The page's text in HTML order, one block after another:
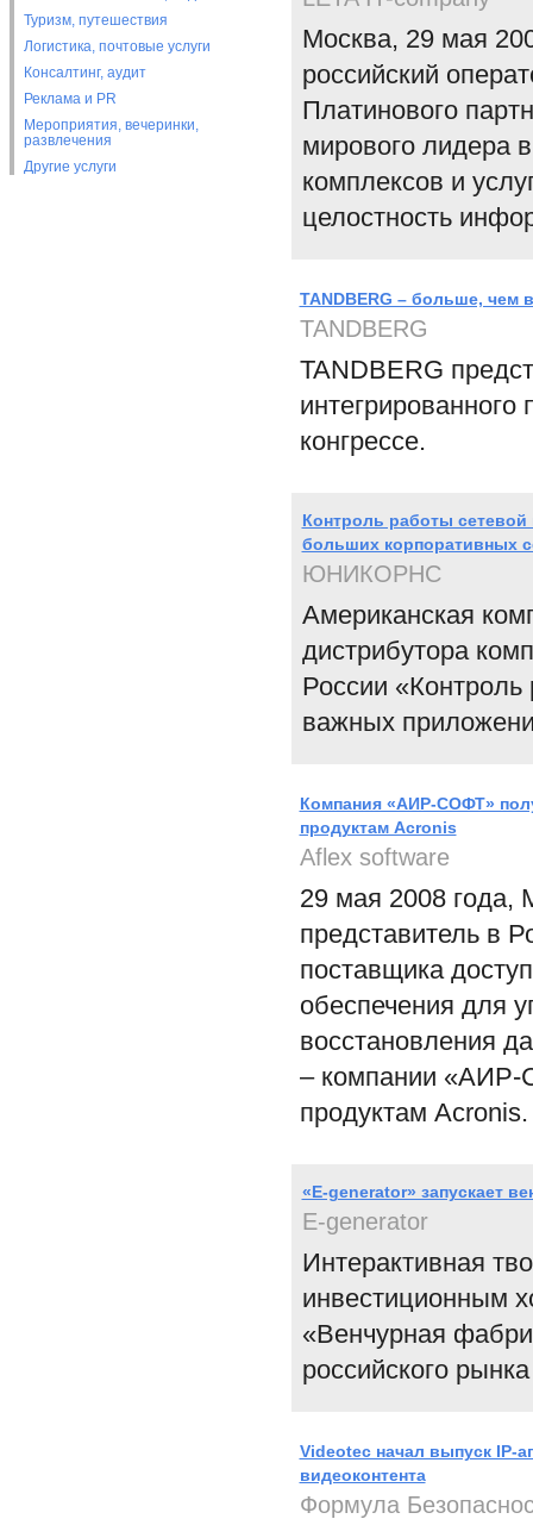
Туризм, путешествия
Логистика, почтовые услуги
Консалтинг, аудит
Реклама и PR
Мероприятия, вечеринки,
развлечения
Другие услуги
Москва, 29 мая
российский
Платинового
мирового лидера
комплексов и
целостность
TANDBERG – больше, чем
TANDBERG
TANDBERG
конгрессе.
Контроль работы
больших корпоративных
ЮНИКОРНС
Американская
дистрибутора
России «Контроль
важных
Компания «АИР-СОФТ»
продуктам Acronis
Aflex software
29 мая 2008 года,
представитель в
поставщика
обеспечения для
восстановления
– компании «АИР-
продуктам Acronis.
«E-generator» запускает
E-generator
Интерактивная
инвестиционным
«Венчурная
российского
Videotec начал выпуск IP-
видеоконтента
Формула